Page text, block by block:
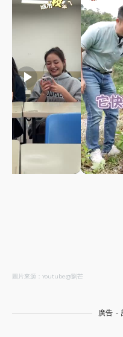
play_arrow
圖片來源：Youtube@劉芒
廣告 -